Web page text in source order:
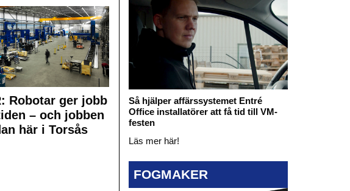
Robotar ger jobb
– och jobben
här i Torsås
Så hjälper affärssystemet Entré
Office installatörer att få tid till VM-
festen
Läs mer här!
FOGMAKER